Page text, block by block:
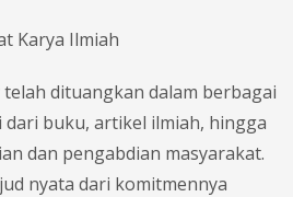
Karya Ilmiah
dituangkan dalam berbagai
dari buku, artikel ilmiah, hingga
dan pengabdian masyarakat.
nyata dari komitmennya